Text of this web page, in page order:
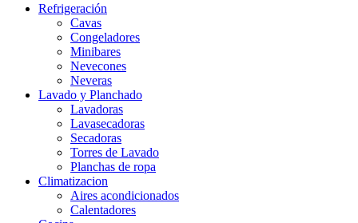
Refrigeración
Cavas
Congeladores
Minibares
Nevecones
Neveras
Lavado y Planchado
Lavadoras
Lavasecadoras
Secadoras
Torres de Lavado
Planchas de ropa
Climatizacion
Aires acondicionados
Calentadores